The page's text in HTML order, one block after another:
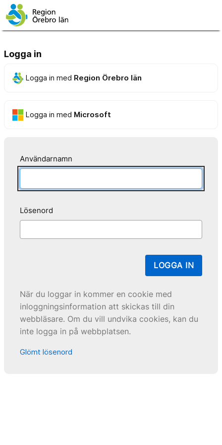
Logga in
Logga in med Region Örebro län
Logga in med Microsoft
Användarnamn
Lösenord
LOGGA IN
När du loggar in kommer en cookie med
inloggningsinformation att skickas till din
webbläsare. Om du vill undvika cookies, kan du
inte logga in på webbplatsen.
Glömt lösenord